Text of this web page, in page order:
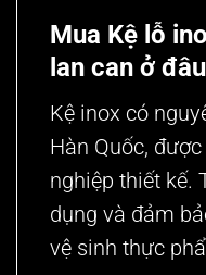
Mua Kệ lỗ
lan can ở
Kệ inox có
Hàn Quốc,
nghiệp thiết kế.
dụng và đảm
vệ sinh thực